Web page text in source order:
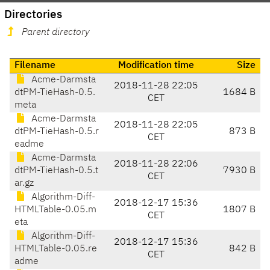
Directories
Parent directory
Filename Modification time
Size
Acme-Darmsta
dtPM-TieHash-0.5.
meta
2018-11-28 22:05
CET
1684 B
Acme-Darmsta
dtPM-TieHash-0.5.r
eadme
2018-11-28 22:05
CET
873 B
Acme-Darmsta
dtPM-TieHash-0.5.t
ar.gz
2018-11-28 22:06
CET
7930 B
Algorithm-Diff-
HTMLTable-0.05.m
eta
2018-12-17 15:36
CET
1807 B
Algorithm-Diff-
HTMLTable-0.05.re
adme
2018-12-17 15:36
CET
842 B